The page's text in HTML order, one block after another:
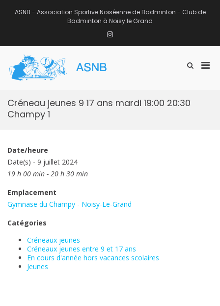
ASNB - Association Sportive Noiséenne de Badminton - Club de
Badminton à Noisy le Grand
Instagram
Afficher
recherche
Créneau jeunes 9 17 ans mardi 19:00 20:30
Champy 1
Date/heure
Date(s) - 9 juillet 2024
19 h 00 min - 20 h 30 min
Emplacement
Gymnase du Champy - Noisy-Le-Grand
Catégories
Créneaux jeunes
Créneaux jeunes entre 9 et 17 ans
En cours d'année hors vacances scolaires
Jeunes